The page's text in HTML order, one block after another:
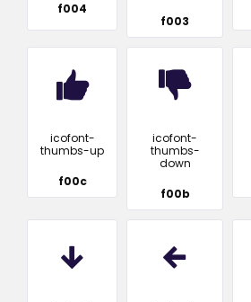
f004
f003
icofont-
thumbs-up
f00c
icofont-
thumbs-
down
f00b